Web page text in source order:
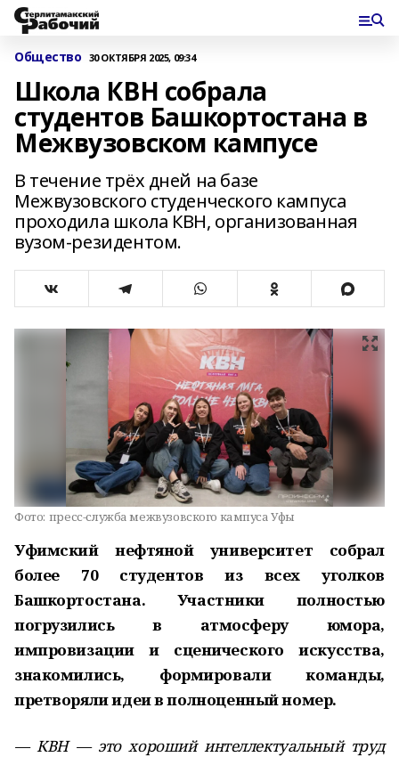
Общество 30 ОКТЯБРЯ 2025, 09:34
Школа КВН собрала
студентов Башкортостана в
Межвузовском кампусе
В течение трёх дней на базе
Межвузовского студенческого кампуса
проходила школа КВН, организованная
вузом-резидентом.
Фото: пресс-служба межвузовского кампуса Уфы
Уфимский нефтяной университет собрал
более 70 студентов из всех уголков
Башкортостана. Участники полностью
погрузились в атмосферу юмора,
импровизации и сценического искусства,
знакомились, формировали команды,
претворяли идеи в полноценный номер.
— КВН — это хороший интеллектуальный труд